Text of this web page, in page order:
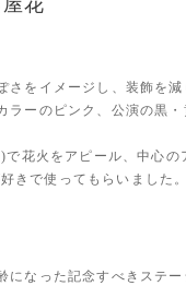
さをイメージし、装飾を
ラーのピンク、公演の黒
で花火をアピール、中心の
きで使ってもらいました。
になった記念すべきステ